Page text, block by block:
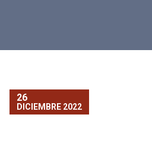
26
DICIEMBRE 2022